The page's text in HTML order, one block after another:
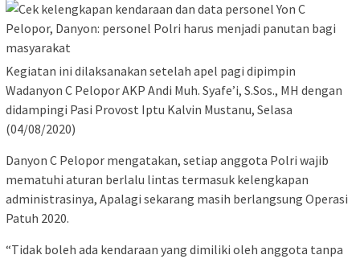
Kegiatan ini dilaksanakan setelah apel pagi dipimpin
Wadanyon C Pelopor AKP Andi Muh. Syafe’i, S.Sos., MH dengan
didampingi Pasi Provost Iptu Kalvin Mustanu, Selasa
(04/08/2020)
Danyon C Pelopor mengatakan, setiap anggota Polri wajib
mematuhi aturan berlalu lintas termasuk kelengkapan
administrasinya, Apalagi sekarang masih berlangsung Operasi
Patuh 2020.
“Tidak boleh ada kendaraan yang dimiliki oleh anggota tanpa